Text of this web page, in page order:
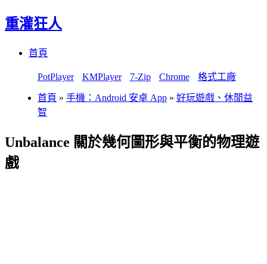
重灌狂人
首頁
PotPlayer KMPlayer 7-Zip Chrome 格式工廠
首頁 » 手機：Android 安卓 App » 好玩遊戲、休閒益
智
Unbalance 關於幾何圖形與平衡的物理遊
戲